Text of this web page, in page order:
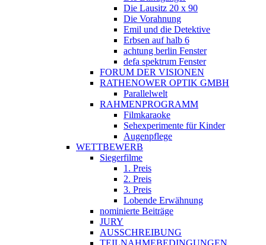
Die Lausitz 20 x 90
Die Vorahnung
Emil und die Detektive
Erbsen auf halb 6
achtung berlin Fenster
defa spektrum Fenster
FORUM DER VISIONEN
RATHENOWER OPTIK GMBH
Parallelwelt
RAHMENPROGRAMM
Filmkaraoke
Sehexperimente für Kinder
Augenpflege
WETTBEWERB
Siegerfilme
1. Preis
2. Preis
3. Preis
Lobende Erwähnung
nominierte Beiträge
JURY
AUSSCHREIBUNG
TEILNAHMEBEDINGUNGEN